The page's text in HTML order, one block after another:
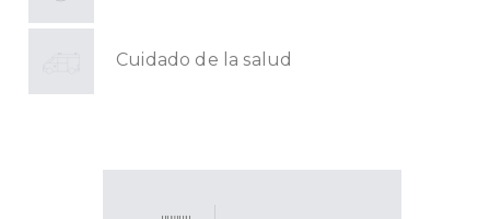
Cuidado de la salud